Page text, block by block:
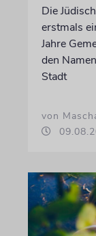
Die
erstmals
Jahre
den
Stadt
von